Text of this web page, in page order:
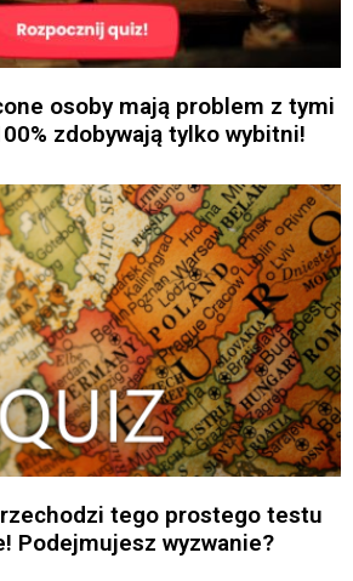
osoby mają problem z tymi
zdobywają tylko wybitni!
tego prostego testu
Podejmujesz wyzwanie?